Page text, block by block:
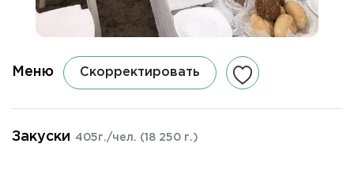
Меню Скорректировать
Закуски 405г./чел. (18 250 г.)